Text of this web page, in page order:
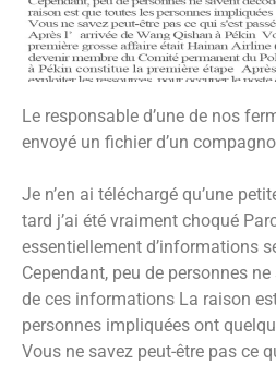
Le responsable d’une de nos
envoyé un fichier d’un
Je n’en ai téléchargé qu’une
tard j’ai été vraiment choqué
essentiellement d’informations
Cependant, peu de personnes
de ces informations La raison
personnes impliquées ont
Vous ne savez peut-être pas ce